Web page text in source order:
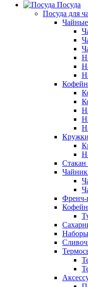
Посуда
Посуда для
Кружки
Стакан
Френч-